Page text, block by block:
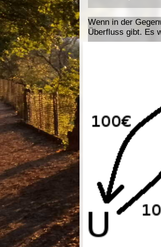
Wenn in der
Überfluss gibt. Es